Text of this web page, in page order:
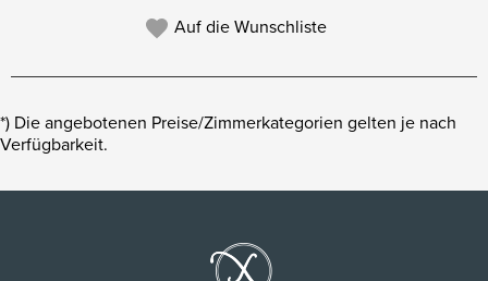
Auf die Wunschliste
*) Die angebotenen Preise/Zimmerkategorien gelten je nach
Verfügbarkeit.